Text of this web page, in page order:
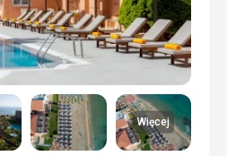
Więcej